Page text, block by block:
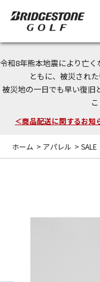
令和8年熊本地震により亡
ともに、被災され
被災地の一日でも早い復旧
今なら新規会員登録で
＜商品配送に関するお知
＜夏季休暇中のご注文・
ホーム > アパレル > SALE